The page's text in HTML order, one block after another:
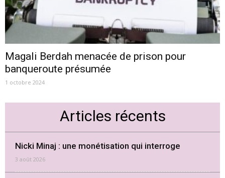
Magali Berdah menacée de prison pour
banqueroute présumée
1 octobre 2024
Articles récents
Nicki Minaj : une monétisation qui interroge
3 août 2026